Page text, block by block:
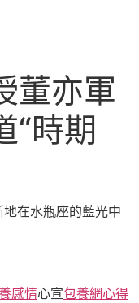
董亦軍
“時期
在水瓶座的藍光中
感情心宣包養網心得